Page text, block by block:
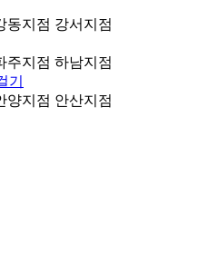
동지점 강서지점
주지점 하남지점
기
양지점 안산지점